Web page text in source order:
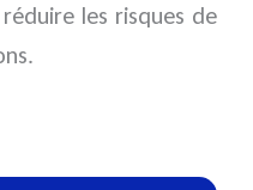
les risques de